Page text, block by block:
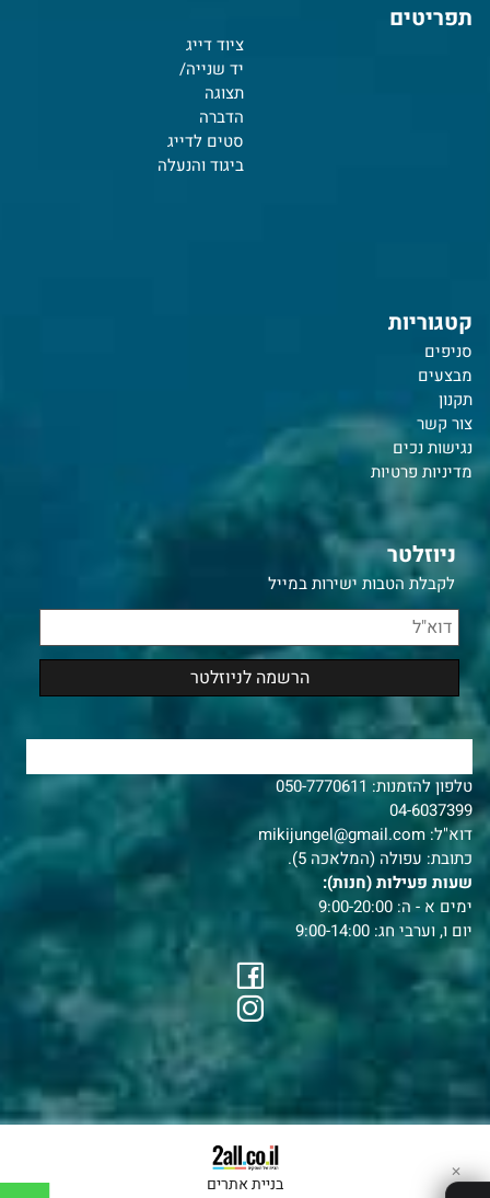
תפריטים
ציוד דייג
יד שנייה/
תצוגה
הדברה
סטים לדייג
ביגוד והנעלה
קטגוריות
סניפים
מבצעים
תקנון
צור קשר
נגישות נכים
מדיניות פרטיות
ניוזלטר
לקבלת הטבות ישירות במייל
טלפון להזמנות:050-7770611
04-6037399
דוא"ל: mikijungel@gmail.com
כתובת: עפולה (המלאכה 5).
שעות פעילות (חנות):
ימים א - ה: 9:00-20:00
יום ו, וערבי חג: 9:00-14:00
בניית אתרים
✕